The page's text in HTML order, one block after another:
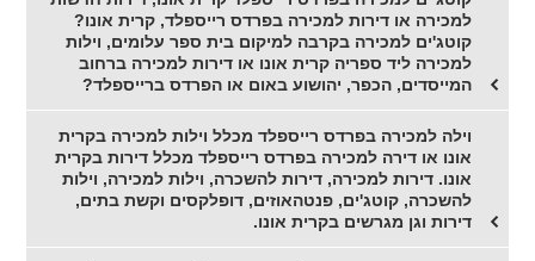
למכירה או דירות למכירה בפרדס רייספלד, קרית אונו?
קוטג'ים למכירה בקרבה למיקום בית ספר עלומים, וילות
למכירה ליד ספריה קרית אונו או דירות למכירה ברחוב
המייסדים, הכפר, יהושוע באום או הפרדס ברייספלד?
וילה למכירה בפרדס רייספלד מכלל וילות למכירה בקרית
אונו או דירה למכירה בפרדס רייספלד מכלל דירות בקרית
אונו. דירות למכירה, דירות להשכרה, וילות למכירה, וילות
להשכרה, קוטג'ים, פנטהאוזים, דופלקסים וקשת בתים,
דירות וגן מגרשים בקרית אונו.